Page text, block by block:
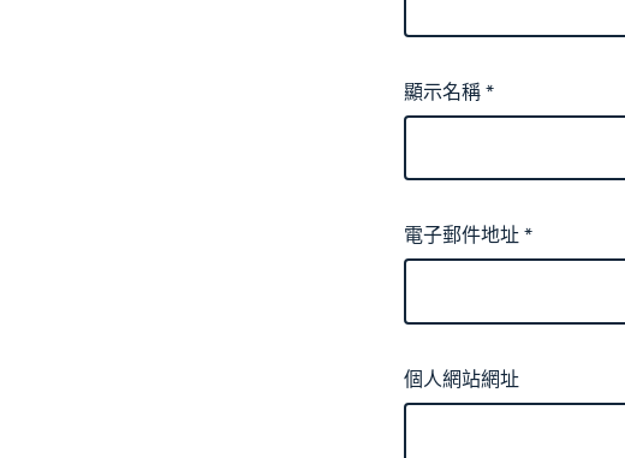
顯示名稱*
電子郵件地址*
個人網站網址